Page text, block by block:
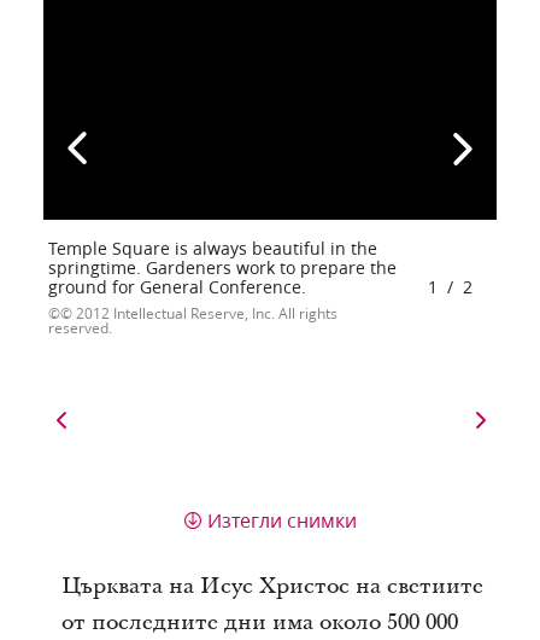
Temple Square is always beautiful in the
springtime. Gardeners work to prepare the
ground for General Conference.
© 2012 Intellectual Reserve, Inc. All rights
reserved.
1 / 2
Изтегли снимки
Църквата на Исус Христос на светиите
от последните дни има около 500 000